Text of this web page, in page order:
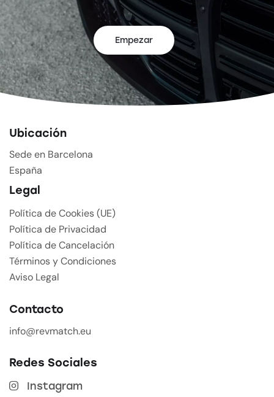
Empezar
Ubicación
Sede en Barcelona
España
Legal
Política de Cookies (UE)
Política de Privacidad
Política de Cancelación
Términos y Condiciones
Aviso Legal
Contacto
info@revmatch.eu
Redes Sociales
Instagram